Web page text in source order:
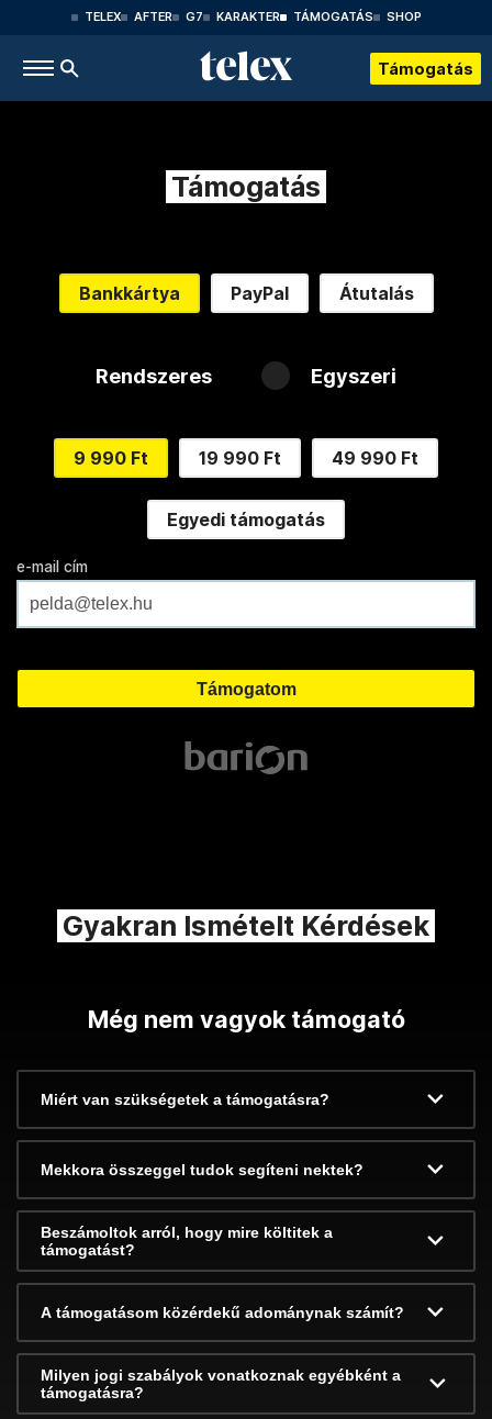
TELEX AFTER G7 KARAKTER TÁMOGATÁS SHOP
Támogatás
Támogatás
Bankkártya PayPal Átutalás
Rendszeres Egyszeri
9 990 Ft 19 990 Ft 49 990 Ft
Egyedi támogatás
e-mail cím
Gyakran Ismételt Kérdések
Még nem vagyok támogató
Miért van szükségetek a támogatásra?
Mekkora összeggel tudok segíteni nektek?
Beszámoltok arról, hogy mire költitek a
támogatást?
A támogatásom közérdekű adománynak számít?
Milyen jogi szabályok vonatkoznak egyébként a
támogatásra?